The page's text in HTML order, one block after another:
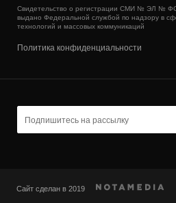
Свидетельство о регистрации СМИ № ЭЛ №
выдано Федеральной службой по надзору в
технологий и массовых коммуникаций
Политика конфиденциальности
Сайт сделан в 2019